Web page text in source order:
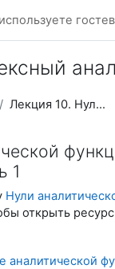
Лекция 10. Нули аналитической функции. Ряд Лорана
1
Нули
открыть
аналитической